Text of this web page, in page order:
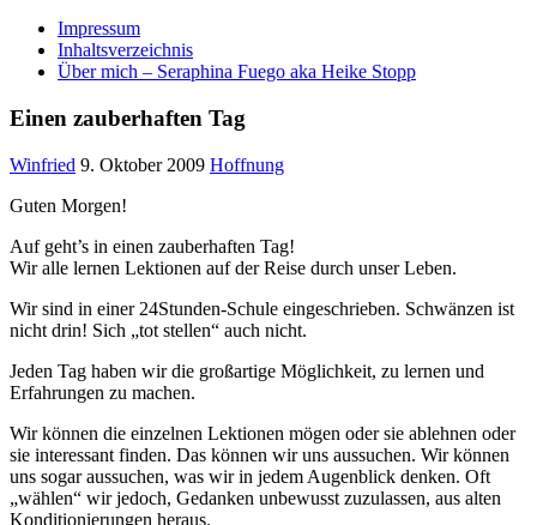
Impressum
Inhaltsverzeichnis
Über mich – Seraphina Fuego aka Heike Stopp
Einen zauberhaften Tag
Winfried 9. Oktober 2009 Hoffnung
Guten Morgen!
Auf geht’s in einen zauberhaften Tag!
Wir alle lernen Lektionen auf der Reise durch unser Leben.
Wir sind in einer 24Stunden-Schule eingeschrieben. Schwänzen ist
nicht drin! Sich „tot stellen“ auch nicht.
Jeden Tag haben wir die großartige Möglichkeit, zu lernen und
Erfahrungen zu machen.
Wir können die einzelnen Lektionen mögen oder sie ablehnen oder
sie interessant finden. Das können wir uns aussuchen. Wir können
uns sogar aussuchen, was wir in jedem Augenblick denken. Oft
„wählen“ wir jedoch, Gedanken unbewusst zuzulassen, aus alten
Konditionierungen heraus.